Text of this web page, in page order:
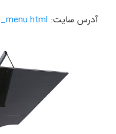
آدرس سایت: